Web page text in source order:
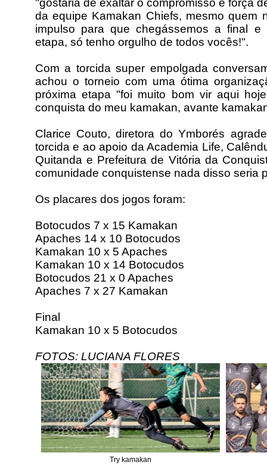
"gostaria de exaltar o compromisso e força
da equipe Kamakan Chiefs, mesmo quem
impulso para que chegássemos a final
etapa, só tenho orgulho de todos vocês!".
Com a torcida super empolgada
achou o torneio com uma ótima
próxima etapa "foi muito bom vir aqui
conquista do meu kamakan, avante
Clarice Couto, diretora do Ymborés
torcida e ao apoio da Academia Life,
Quitanda e Prefeitura de Vitória da
comunidade conquistense nada disso seria
Os placares dos jogos foram:
Botocudos 7 x 15 Kamakan
Apaches 14 x 10 Botocudos
Kamakan 10 x 5 Apaches
Kamakan 10 x 14 Botocudos
Botocudos 21 x 0 Apaches
Apaches 7 x 27 Kamakan
Final
Kamakan 10 x 5 Botocudos
FOTOS: LUCIANA FLORES
Try kamakan